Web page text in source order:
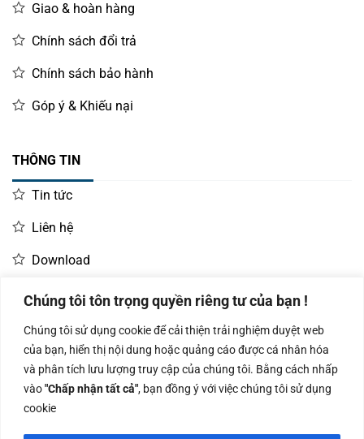
Chúng tôi tôn trọng quyền riêng tư của bạn !
Chúng tôi sử dụng cookie để cải thiện trải nghiệm duyệt web
của bạn, hiển thị nội dung hoặc quảng cáo được cá nhân hóa
và phân tích lưu lượng truy cập của chúng tôi. Bằng cách nhấp
vào"Chấp nhận tất cả", bạn đồng ý với việc chúng tôi sử dụng
cookie
Giao & hoàn hàng
Chính sách đổi trả
Chính sách bảo hành
Góp ý & Khiếu nại
THÔNG TIN
Tin tức
Liên hệ
Download
LIÊN HỆ MUA HÀNG
Kinh doanh:
0966.93.1717
KD Dự Án: 0987
835 345
Kế Toán:
0987.919.040